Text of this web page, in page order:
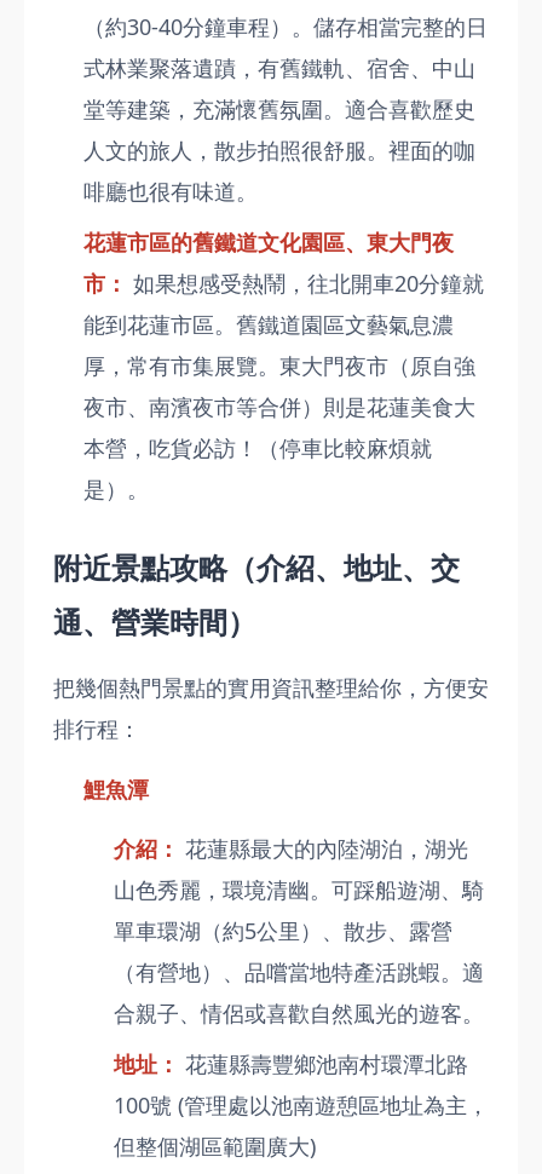
（約30-40分鐘車程）。儲存相當完整的日
式林業聚落遺蹟，有舊鐵軌、宿舍、中山
堂等建築，充滿懷舊氛圍。適合喜歡歷史
人文的旅人，散步拍照很舒服。裡面的咖
啡廳也很有味道。
花蓮市區的舊鐵道文化園區、東大門夜
市： 如果想感受熱鬧，往北開車20分鐘就
能到花蓮市區。舊鐵道園區文藝氣息濃
厚，常有市集展覽。東大門夜市（原自強
夜市、南濱夜市等合併）則是花蓮美食大
本營，吃貨必訪！（停車比較麻煩就
是）。
附近景點攻略（介紹、地址、交
通、營業時間）
把幾個熱門景點的實用資訊整理給你，方便安
排行程：
鯉魚潭
介紹： 花蓮縣最大的內陸湖泊，湖光
山色秀麗，環境清幽。可踩船遊湖、騎
單車環湖（約5公里）、散步、露營
（有營地）、品嚐當地特產活跳蝦。適
合親子、情侶或喜歡自然風光的遊客。
地址： 花蓮縣壽豐鄉池南村環潭北路
100號 (管理處以池南遊憩區地址為主，
但整個湖區範圍廣大)